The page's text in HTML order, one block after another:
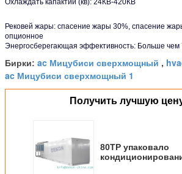
Охлаждать капактий (кв): 24КВ-420КВ
Рековей жары: спасение жары 30%, спасение
опционное
Энергосберегающая эффективность: Больше чем
Бирки: ac Мицубиси сверхмощный ,
ac Мицубиси сверхмощный 1
Получить лучшую
80ТР упаковало